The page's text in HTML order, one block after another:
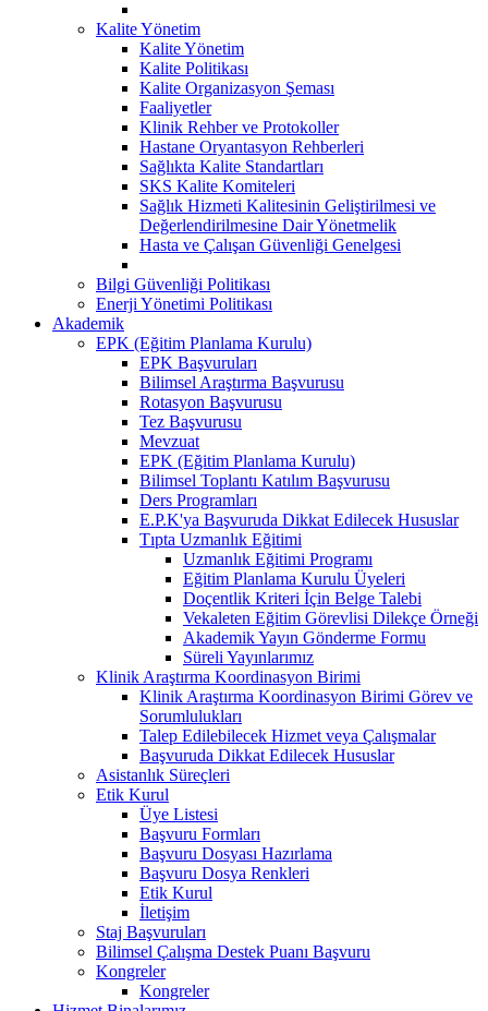
Kalite Yönetim
Kalite Yönetim
Kalite Politikası
Kalite Organizasyon Şeması
Faaliyetler
Klinik Rehber ve Protokoller
Hastane Oryantasyon Rehberleri
Sağlıkta Kalite Standartları
SKS Kalite Komiteleri
Sağlık Hizmeti Kalitesinin Geliştirilmesi ve
Değerlendirilmesine Dair Yönetmelik
Hasta ve Çalışan Güvenliği Genelgesi
Bilgi Güvenliği Politikası
Enerji Yönetimi Politikası
Akademik
EPK (Eğitim Planlama Kurulu)
EPK Başvuruları
Bilimsel Araştırma Başvurusu
Rotasyon Başvurusu
Tez Başvurusu
Mevzuat
EPK (Eğitim Planlama Kurulu)
Bilimsel Toplantı Katılım Başvurusu
Ders Programları
E.P.K'ya Başvuruda Dikkat Edilecek Hususlar
Tıpta Uzmanlık Eğitimi
Uzmanlık Eğitimi Programı
Eğitim Planlama Kurulu Üyeleri
Doçentlik Kriteri İçin Belge Talebi
Vekaleten Eğitim Görevlisi Dilekçe Örneği
Akademik Yayın Gönderme Formu
Süreli Yayınlarımız
Klinik Araştırma Koordinasyon Birimi
Klinik Araştırma Koordinasyon Birimi Görev ve
Sorumlulukları
Talep Edilebilecek Hizmet veya Çalışmalar
Başvuruda Dikkat Edilecek Hususlar
Asistanlık Süreçleri
Etik Kurul
Üye Listesi
Başvuru Formları
Başvuru Dosyası Hazırlama
Başvuru Dosya Renkleri
Etik Kurul
İletişim
Staj Başvuruları
Bilimsel Çalışma Destek Puanı Başvuru
Kongreler
Kongreler